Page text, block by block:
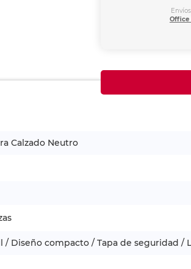
Office
Calzado Neutro
/ Diseño compacto / Tapa de seguridad /